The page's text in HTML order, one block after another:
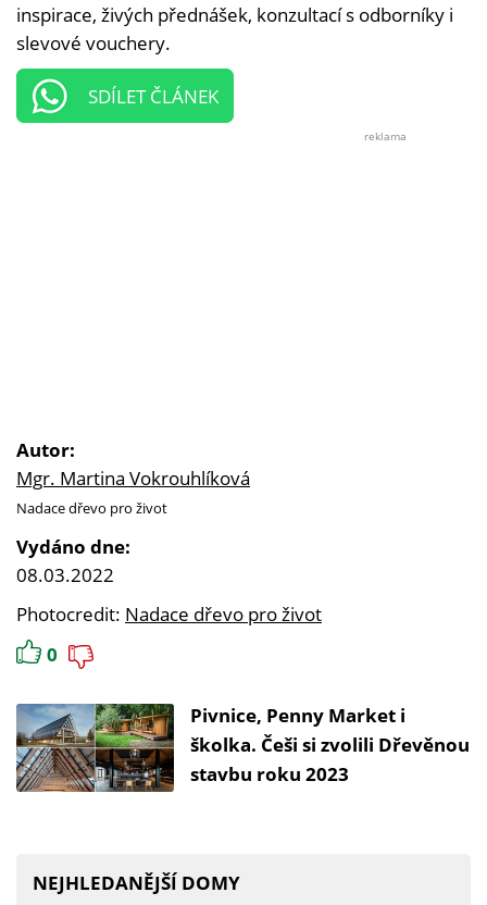
inspirace, živých přednášek, konzultací s odborníky i
slevové vouchery.
SDÍLET ČLÁNEK
reklama
Autor:
Mgr. Martina Vokrouhlíková
Nadace dřevo pro život
Vydáno dne:
08.03.2022
Photocredit: Nadace dřevo pro život
0
Pivnice, Penny Market i
školka. Češi si zvolili Dřevěnou
stavbu roku 2023
NEJHLEDANĚJŠÍ DOMY